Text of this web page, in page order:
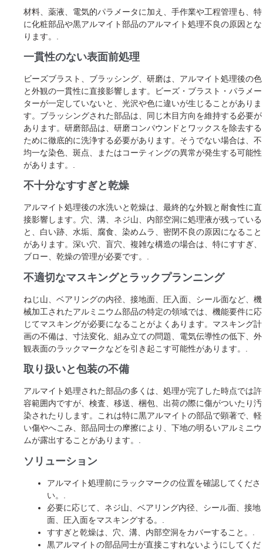
材料、薬液、電気的パラメータに加え、手作業や工程管理も、特
に化粧部品や黒アルマイト部品のアルマイト処理不良の原因とな
ります。.
一貫性のない表面前処理
ビーズブラスト、ブラッシング、研磨は、アルマイト処理後の色
と外観の一貫性に直接影響します。ビーズ・ブラスト・パラメー
ターが一定していないと、光沢や色に違いが生じることがありま
す。ブラッシングされた部品は、同じ木目方向を維持する必要が
あります。研磨部品は、研磨コンパウンドとワックスを除去する
ために徹底的に洗浄する必要があります。そうでない場合は、不
均一な染色、斑点、またはコーティングの異常が発生する可能性
があります。.
不十分なすすぎと乾燥
アルマイト処理後の水洗いと乾燥は、最終的な外観と耐食性に直
接影響します。穴、溝、ネジ山、内部空洞に処理液が残っている
と、白い跡、水垢、腐食、染めムラ、密閉不良の原因になること
があります。深い穴、盲穴、複雑な構造の場合は、特にすすぎ、
ブロー、乾燥の管理が必要です。.
不適切なマスキングとラックプランニング
ねじ山、ベアリングの内径、接地面、圧入面、シール面など、機
械加工されたアルミニウム部品の特定の領域では、機能要件に応
じてマスキングが必要になることがよくあります。マスキング計
画の不備は、寸法変化、組み立ての問題、電気伝導性の低下、外
観表面のラックマークなどを引き起こす可能性があります。.
取り扱いと包装の不備
アルマイト処理された部品の多くは、処理が完了した時点では許
容範囲内ですが、検査、移送、梱包、出荷の際に傷がついたり汚
染されたりします。これは特に黒アルマイトの部品で顕著で、軽
い傷やへこみ、部品同士の摩擦により、下地の明るいアルミニウ
ムが露出することがあります。.
ソリューション
アルマイト処理前にラックマークの位置を確認してくださ
い。.
必要に応じて、ネジ山、ベアリング内径、シール面、接地
面、圧入面をマスキングする。.
すすぎと乾燥は、穴、溝、内部空洞をカバーすること。.
黒アルマイトの部品同士が直接こすれないようにしてくだ